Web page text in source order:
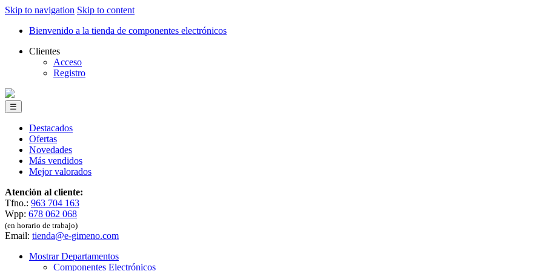
Skip to navigation Skip to content
Bienvenido a la tienda de componentes electrónicos
Clientes
Acceso
Registro
☰
Destacados
Ofertas
Novedades
Más vendidos
Mejor valorados
Atención al cliente:
Tfno.: 963 704 163
Wpp: 678 062 068
(en horario de trabajo)
Email: tienda@e-gimeno.com
Mostrar Departamentos
Componentes Electrónicos